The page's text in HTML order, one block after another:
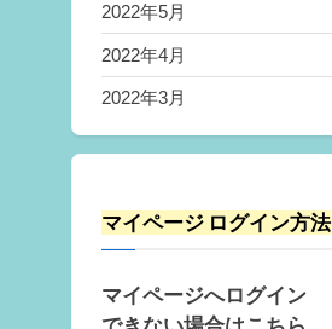
2022年5月
2022年4月
2022年3月
マイページ ログイン方法
マイページへログイン